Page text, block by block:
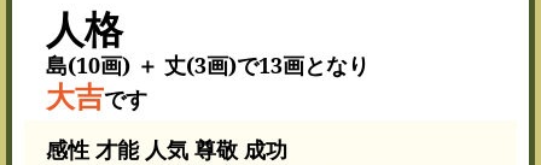
人格
島(10画) ＋ 丈(3画)で13画となり
大吉です
感性 才能 人気 尊敬 成功